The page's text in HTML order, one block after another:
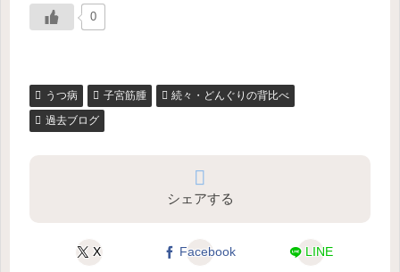
0
うつ病 子宮筋腫
続々・どんぐりの背比べ
過去ブログ
シェアする
X Facebook LINE